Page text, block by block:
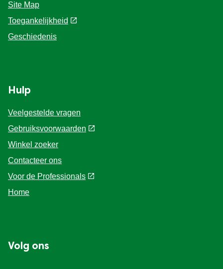
Site Map
Toegankelijkheid
Geschiedenis
Hulp
Veelgestelde vragen
Gebruiksvoorwaarden
Winkel zoeker
Contacteer ons
Voor de Professionals
Home
Volg ons